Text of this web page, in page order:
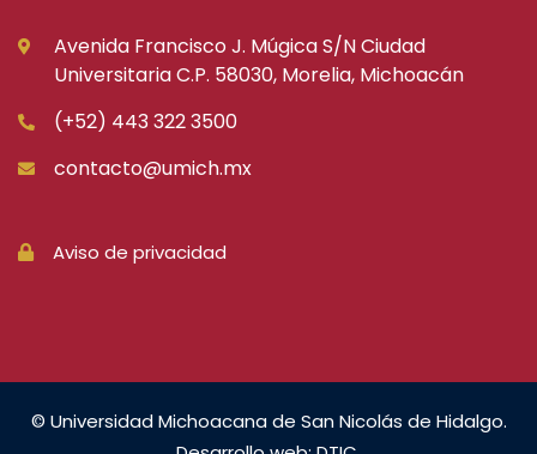
Avenida Francisco J. Múgica S/N Ciudad
Universitaria C.P. 58030, Morelia, Michoacán
(+52) 443 322 3500
contacto@umich.mx
Aviso de privacidad
© Universidad Michoacana de San Nicolás de Hidalgo.